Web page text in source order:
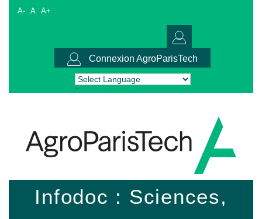
A- A A+
Connexion AgroParisTech
Powered by Translate
Infodoc : Sciences,